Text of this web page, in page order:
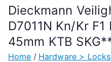
Dieckmann
D7011N Kn/Kr
45mm KTB
Home
Hardware >